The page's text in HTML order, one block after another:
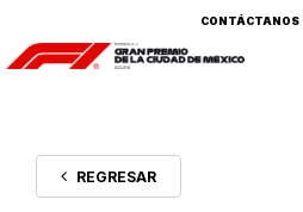
CONTÁCTANOS
REGRESAR